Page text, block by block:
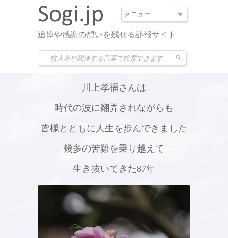
追悼や感謝の想いを残せる訃報サイト
川上孝福さんは
時代の波に翻弄されながらも
皆様とともに人生を歩んできました
幾多の苦難を乗り越えて
生き抜いてきた87年